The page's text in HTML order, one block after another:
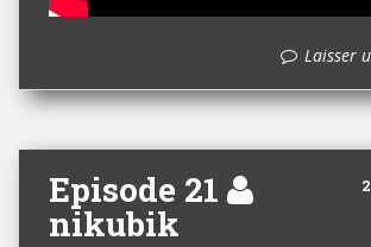
Laisser
Episode 21
nikubik